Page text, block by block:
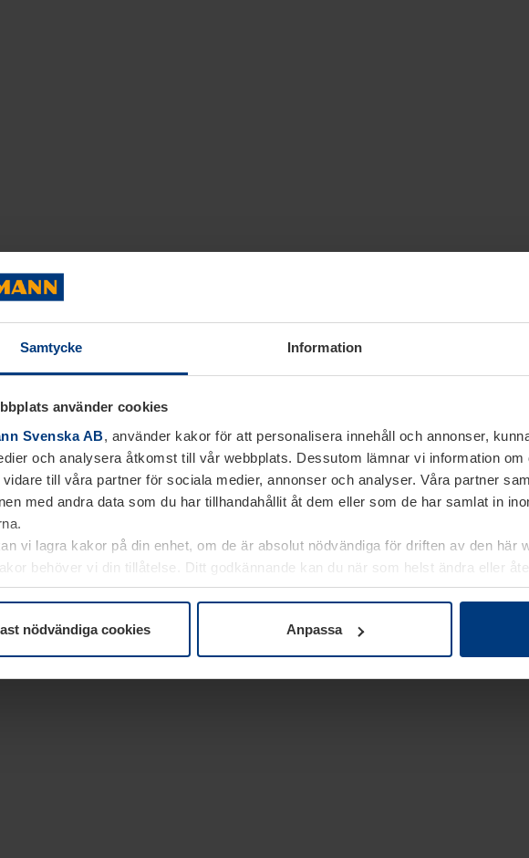
Samtycke Information
använder cookies
Svenska AB, använder kakor för att personalisera innehåll och annonser,
och analysera åtkomst till vår webbplats. Dessutom lämnar vi information om
till våra partner för sociala medier, annonser och analyser. Våra partner
med andra data som du har tillhandahållit åt dem eller som de har samlat in
vi lagra kakor på din enhet, om de är absolut nödvändiga för driften av den här
behöver vi din tillåtelse. Ditt godkännande kan du när som helst ändra eller
Dataskyddsförklaringpå vår webbplats.
nödvändiga cookies Anpassa